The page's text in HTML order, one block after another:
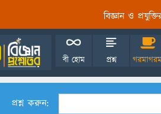
বিজ্ঞান ও
বী হোম প্রশ্ন
প্রশ্ন করুন: